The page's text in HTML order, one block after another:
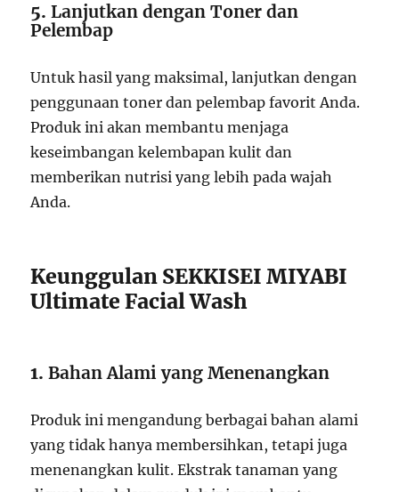
5.Lanjutkan dengan Toner dan
Pelembap
Untuk hasil yang maksimal, lanjutkan dengan
penggunaan toner dan pelembap favorit Anda.
Produk ini akan membantu menjaga
keseimbangan kelembapan kulit dan
memberikan nutrisi yang lebih pada wajah
Anda.
Keunggulan SEKKISEI MIYABI
Ultimate Facial Wash
1.Bahan Alami yang Menenangkan
Produk ini mengandung berbagai bahan alami
yang tidak hanya membersihkan, tetapi juga
menenangkan kulit. Ekstrak tanaman yang